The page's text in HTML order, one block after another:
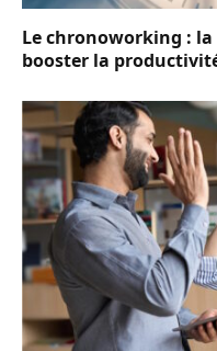
Le chronoworking :
booster la